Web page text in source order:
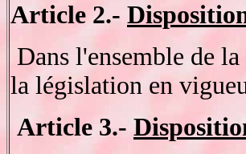
Article 2.-
Dans l'ensemble de
la législation en
Article 3.-